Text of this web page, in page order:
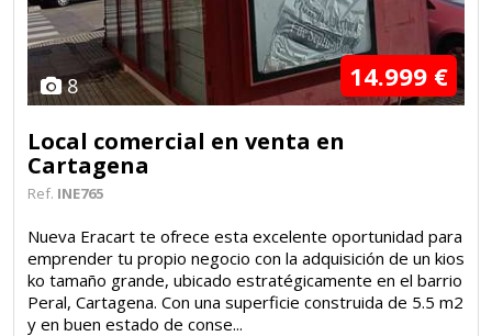
8 14.999 €
Local comercial en venta en
Cartagena
Ref. INE765
Nueva Eracart te ofrece esta excelente oportunidad para
emprender tu propio negocio con la adquisición de un kios
ko tamaño grande, ubicado estratégicamente en el barrio
Peral, Cartagena. Con una superficie construida de 5.5 m2
y en buen estado de conse...